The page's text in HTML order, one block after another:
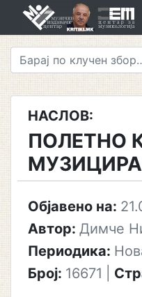
НАСЛОВ:
ПОЛЕТНО
Објавено на:
Автор: Димче
Периодика:
Број: 16671